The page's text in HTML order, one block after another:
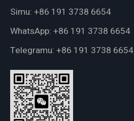
Simu: +86 191 3738 6654
WhatsApp: +86 191 3738 6654
Telegramu: +86 191 3738 6654